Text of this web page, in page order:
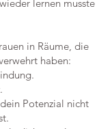
lernen musste
in Räume, die
haben:
Potenzial nicht